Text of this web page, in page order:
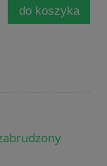
do koszyka